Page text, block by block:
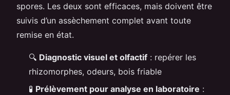
spores. Les deux sont efficaces, mais doivent être
suivis d’un assèchement complet avant toute
remise en état.
🔍 Diagnostic visuel et olfactif : repérer les
rhizomorphes, odeurs, bois friable
🧪 Prélèvement pour analyse en laboratoire :